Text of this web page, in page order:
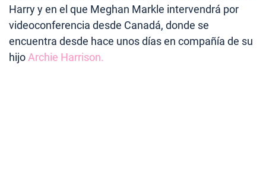
Harry y en el que Meghan Markle intervendrá por
videoconferencia desde Canadá, donde se
encuentra desde hace unos días en compañía de su
hijo Archie Harrison.